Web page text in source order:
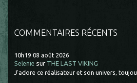
COMMENTAIRES RÉCENTS
10h19 08 août 2026
Selenie sur THE LAST VIKING
J'adore ce réalisateur et son univers,